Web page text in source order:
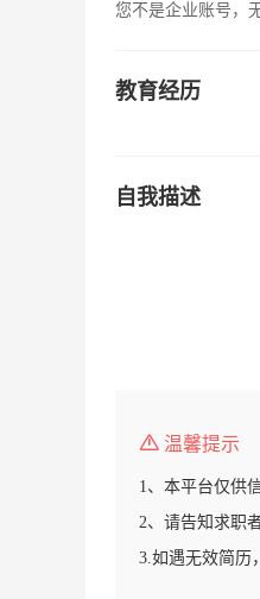
您不是企业账号，
教育经历
自我描述
温馨提示
1、本平台仅供
2、请告知求职
3.如遇无效简历